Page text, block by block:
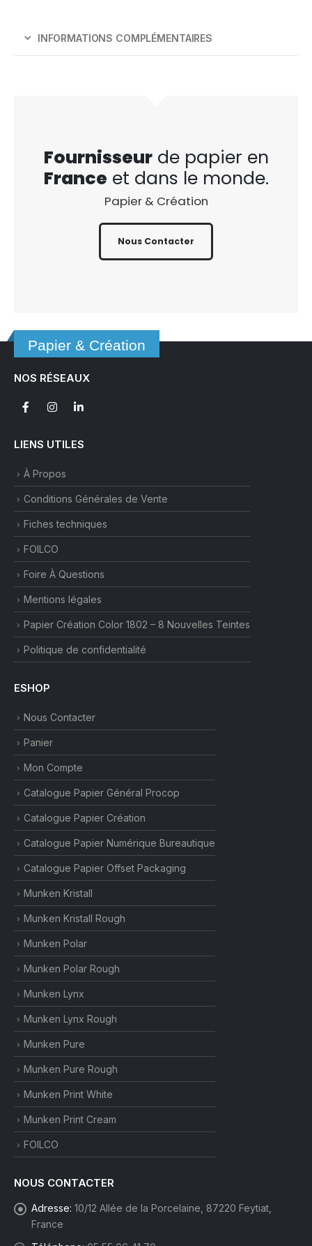
INFORMATIONS COMPLÉMENTAIRES
Fournisseurde papier en
France et dans le monde.
Papier & Création
Nous Contacter
Papier & Création
NOS RÉSEAUX
LIENS UTILES
À Propos
Conditions Générales de Vente
Fiches techniques
FOILCO
Foire À Questions
Mentions légales
Papier Création Color 1802 – 8 Nouvelles Teintes
Politique de confidentialité
ESHOP
Nous Contacter
Panier
Mon Compte
Catalogue Papier Général Procop
Catalogue Papier Création
Catalogue Papier Numérique Bureautique
Catalogue Papier Offset Packaging
Munken Kristall
Munken Kristall Rough
Munken Polar
Munken Polar Rough
Munken Lynx
Munken Lynx Rough
Munken Pure
Munken Pure Rough
Munken Print White
Munken Print Cream
FOILCO
NOUS CONTACTER
Adresse: 10/12 Allée de la Porcelaine, 87220 Feytiat,
France